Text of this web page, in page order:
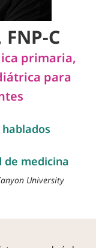
C
primaria,
para
de medicina
University